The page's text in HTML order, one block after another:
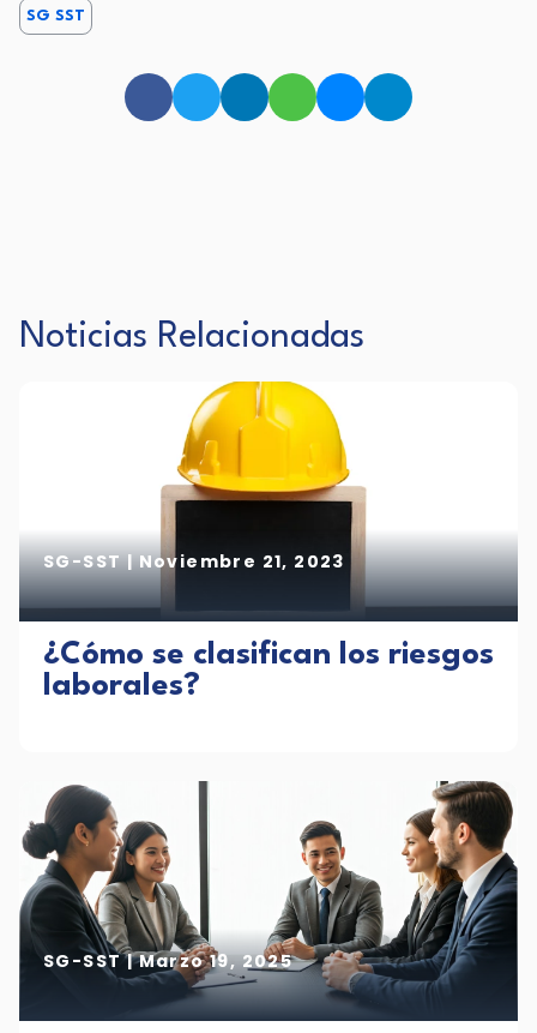
SG SST
Noticias Relacionadas
SG-SST|Noviembre 21, 2023
¿Cómo se clasifican los riesgos
laborales?
SG-SST|Marzo 19, 2025